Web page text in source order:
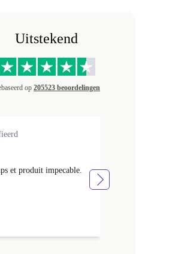
Uitstekend
op 205523 beoordelingen
et produit impecable.